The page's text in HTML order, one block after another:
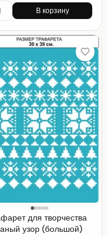
В корзину
для творчества
узор (большой)